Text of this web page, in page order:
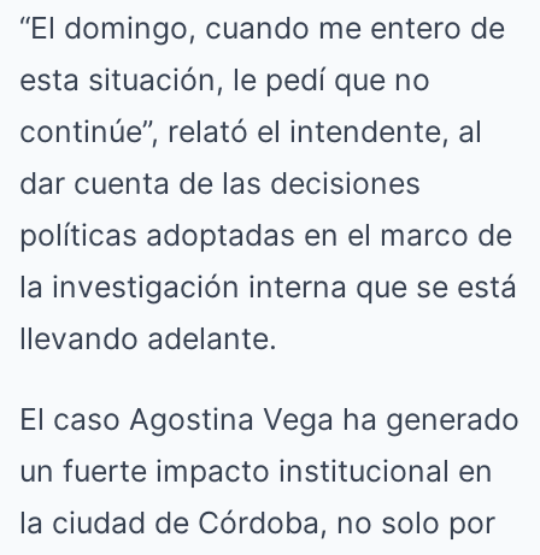
“El domingo, cuando me entero de
esta situación, le pedí que no
continúe”, relató el intendente, al
dar cuenta de las decisiones
políticas adoptadas en el marco de
la investigación interna que se está
llevando adelante.
El caso Agostina Vega ha generado
un fuerte impacto institucional en
la ciudad de Córdoba, no solo por